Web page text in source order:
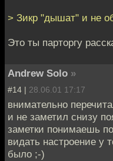
> Зикр "дышат" и не
Это ты парторгу
Andrew Solo »
#14 | 28.06.01 17:17
внимательно
и не заметил снизу
заметки понимаешь
видать настроение у
было ;-)